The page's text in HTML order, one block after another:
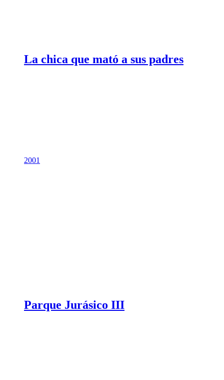
La chica que mató a sus padres
2001
Parque Jurásico III